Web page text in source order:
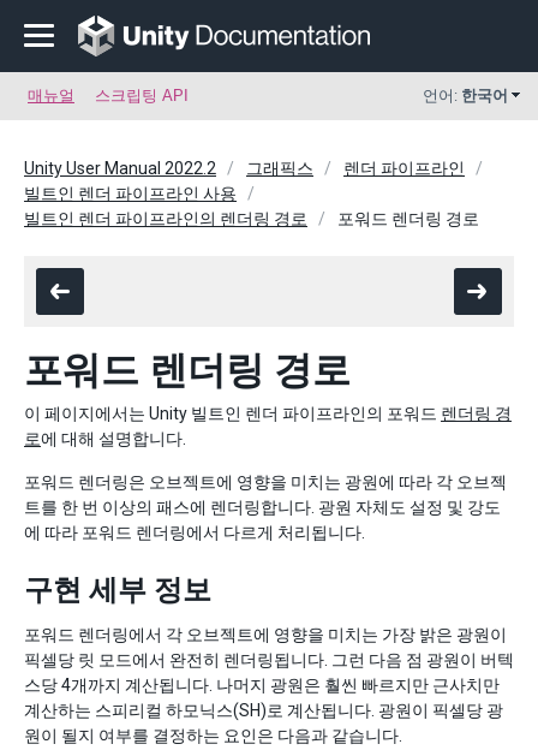
매뉴얼 스크립팅 API 언어: 한국어
Unity User Manual 2022.2 그래픽스
렌더 파이프라인
빌트인 렌더 파이프라인 사용
빌트인 렌더 파이프라인의 렌더링 경로
포워드 렌더링 경로
포워드 렌더링 경로
이 페이지에서는 Unity 빌트인 렌더 파이프라인의 포워드 렌더링 경
로에 대해 설명합니다.
포워드 렌더링은 오브젝트에 영향을 미치는 광원에 따라 각 오브젝
트를 한 번 이상의 패스에 렌더링합니다. 광원 자체도 설정 및 강도
에 따라 포워드 렌더링에서 다르게 처리됩니다.
구현 세부 정보
포워드 렌더링에서 각 오브젝트에 영향을 미치는 가장 밝은 광원이
픽셀당 릿 모드에서 완전히 렌더링됩니다. 그런 다음 점 광원이 버텍
스당 4개까지 계산됩니다. 나머지 광원은 훨씬 빠르지만 근사치만
계산하는 스피리컬 하모닉스(SH)로 계산됩니다. 광원이 픽셀당 광
원이 될지 여부를 결정하는 요인은 다음과 같습니다.